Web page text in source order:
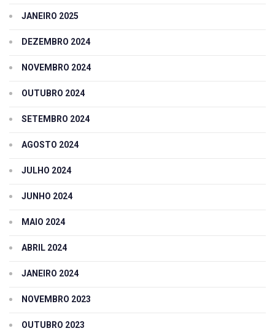
JANEIRO 2025
DEZEMBRO 2024
NOVEMBRO 2024
OUTUBRO 2024
SETEMBRO 2024
AGOSTO 2024
JULHO 2024
JUNHO 2024
MAIO 2024
ABRIL 2024
JANEIRO 2024
NOVEMBRO 2023
OUTUBRO 2023